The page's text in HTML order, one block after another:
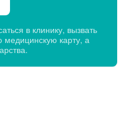
в клинику, вызвать
медицинскую карту, а